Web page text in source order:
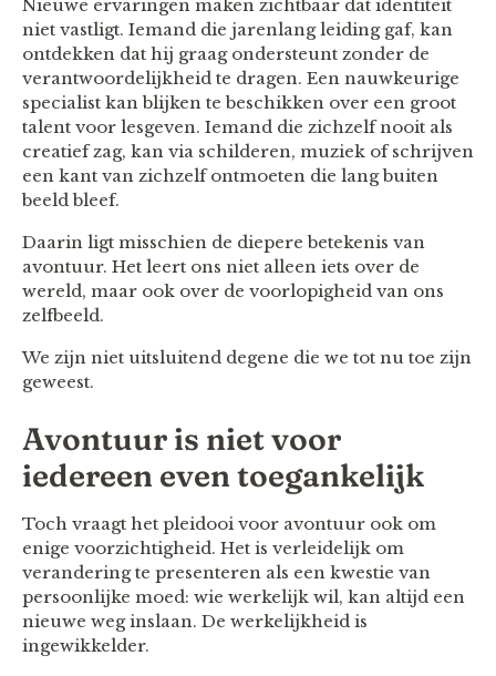
Nieuwe ervaringen maken zichtbaar dat identiteit
niet vastligt. Iemand die jarenlang leiding gaf, kan
ontdekken dat hij graag ondersteunt zonder de
verantwoordelijkheid te dragen. Een nauwkeurige
specialist kan blijken te beschikken over een groot
talent voor lesgeven. Iemand die zichzelf nooit als
creatief zag, kan via schilderen, muziek of schrijven
een kant van zichzelf ontmoeten die lang buiten
beeld bleef.
Daarin ligt misschien de diepere betekenis van
avontuur. Het leert ons niet alleen iets over de
wereld, maar ook over de voorlopigheid van ons
zelfbeeld.
We zijn niet uitsluitend degene die we tot nu toe zijn
geweest.
Avontuur is niet voor
iedereen even toegankelijk
Toch vraagt het pleidooi voor avontuur ook om
enige voorzichtigheid. Het is verleidelijk om
verandering te presenteren als een kwestie van
persoonlijke moed: wie werkelijk wil, kan altijd een
nieuwe weg inslaan. De werkelijkheid is
ingewikkelder.